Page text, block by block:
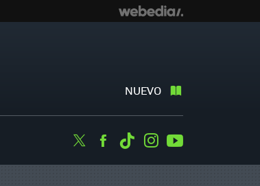
NUEVO
TwitterFacebook
TiktokInstagram